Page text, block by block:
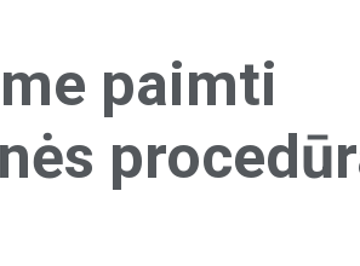
paimti